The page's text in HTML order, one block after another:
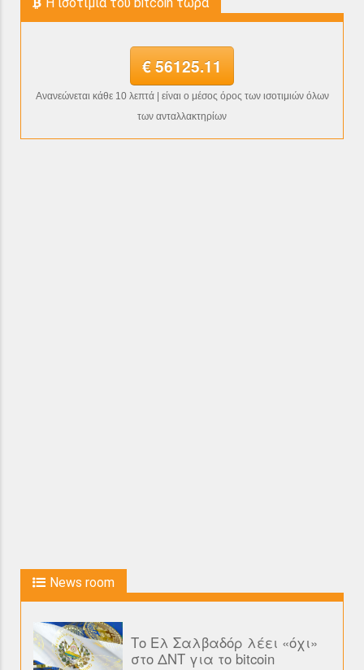
€ 56125.11
Ανανεώνεται κάθε 10 λεπτά | είναι ο μέσος όρος των ισοτιμιών όλων
των ανταλλακτηρίων
News room
Το Ελ Σαλβαδόρ λέει «όχι»
στο ΔΝΤ για το bitcoin